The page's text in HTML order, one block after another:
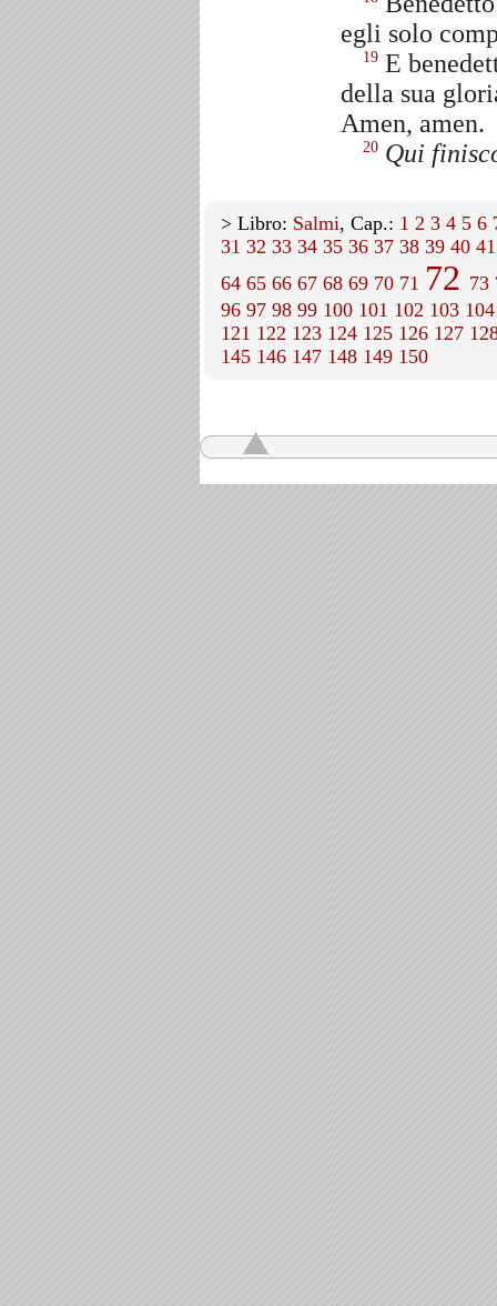
egli solo
19 E
della sua
Amen, amen.
20 Qui
> Libro: Salmi, Cap.: 1 2 3 4 5 6
31 32 33 34 35 36 37 38 39 40 41
64 65 66 67 68 69 70 71 72 73
96 97 98 99 100 101 102 103 104
121 122 123 124 125 126 127
145 146 147 148 149 150